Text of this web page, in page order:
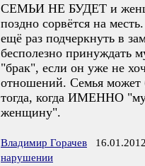
СЕМЬИ НЕ БУДЕТ и
поздно сорвётся на
ещё раз подчеркнуть в
бесполезно принуждать
"брак", если он уже не
отношений. Семья может
тогда, когда ИМЕННО
женщину".
Владимир Горачев
нарушении